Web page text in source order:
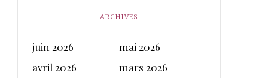
ARCHIVES
juin 2026
mai 2026
avril 2026
mars 2026